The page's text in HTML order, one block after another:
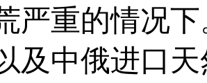
严重的情况
及中俄进口